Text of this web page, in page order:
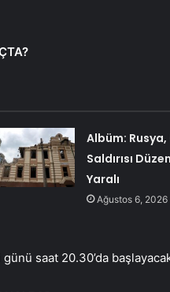
Albüm: Rusya,
Saldırısı
Yaralı
Ağustos 6, 2026
saat 20.30’da